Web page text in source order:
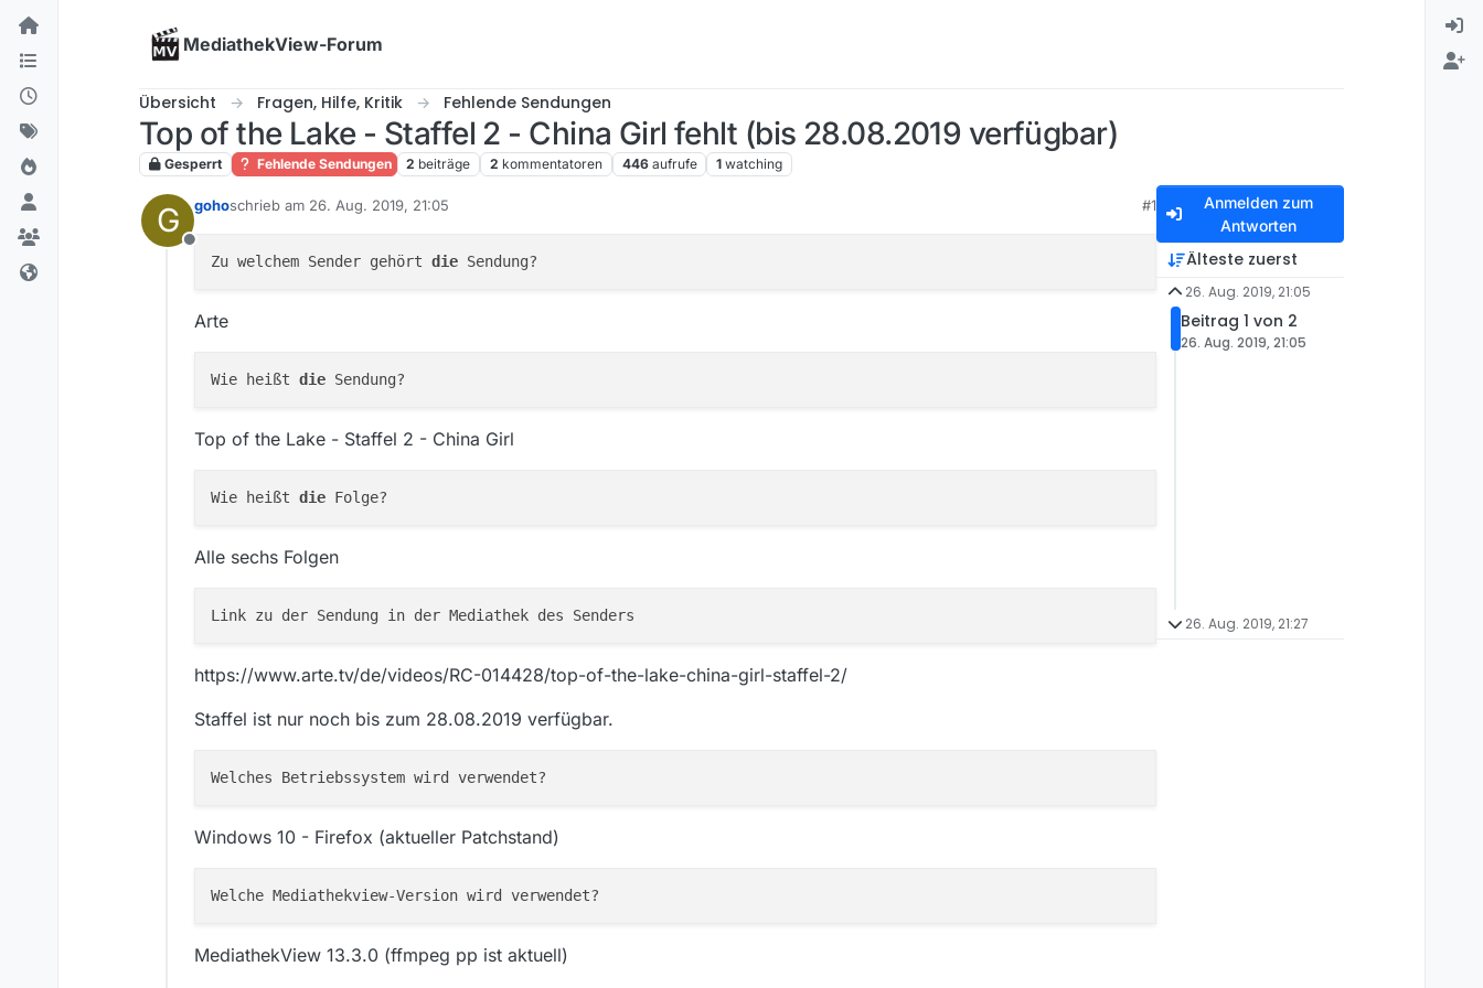
Skip to content
MediathekView-Forum
Übersicht Fragen, Hilfe, Kritik Fehlende Sendungen
Top of the Lake - Staffel 2 - China Girl fehlt (bis 28.08.2019 verfügbar)
Gesperrt Fehlende Sendungen 2 beiträge 2 kommentatoren 446 aufrufe 1 watching
G
Offline
gohoschrieb am 26. Aug. 2019, 21:05
zuletzt editiert von
#1
Zu welchem Sender gehört die
Arte
Wie heißt die
Top of the Lake - Staffel 2 - China Girl
Wie heißt die
Alle sechs Folgen
https://www.arte.tv/de/videos/RC-014428/top-of-the-lake-china-girl-staffel-2/
Staffel ist nur noch bis zum 28.08.2019 verfügbar.
Windows 10 - Firefox (aktueller Patchstand)
MediathekView 13.3.0 (ffmpeg pp ist aktuell)
Anmelden zum
Antworten
Älteste zuerst
26. Aug. 2019, 21:05
Beitrag 1 von 2
26. Aug. 2019, 21:05
26. Aug. 2019, 21:27